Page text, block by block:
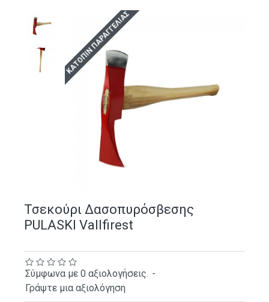
ΚΑΤΌΠΙΝ ΠΑΡΑΓΓΕΛΊΑΣ
Τσεκούρι Δασοπυρόσβεσης
PULASKI Vallfirest
Σύμφωνα με 0 αξιολογήσεις. -
Γράψτε μια αξιολόγηση